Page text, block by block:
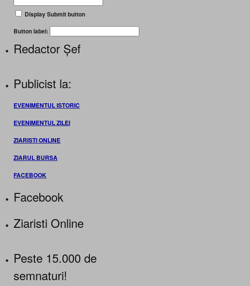
Display Submit button
Button label:
Redactor Șef
Publicist la:
EVENIMENTUL ISTORIC
EVENIMENTUL ZILEI
ZIARISTI ONLINE
ZIARUL BURSA
FACEBOOK
Facebook
Ziaristi Online
Peste 15.000 de
semnaturi!